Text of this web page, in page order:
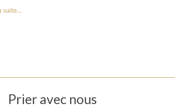
suite…
Prier avec nous